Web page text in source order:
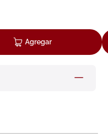
Agregar